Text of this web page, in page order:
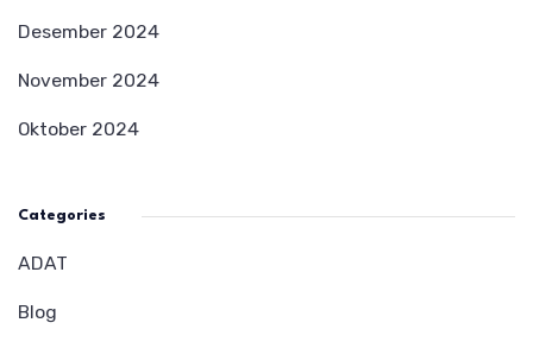
Desember 2024
November 2024
Oktober 2024
Categories
ADAT
Blog